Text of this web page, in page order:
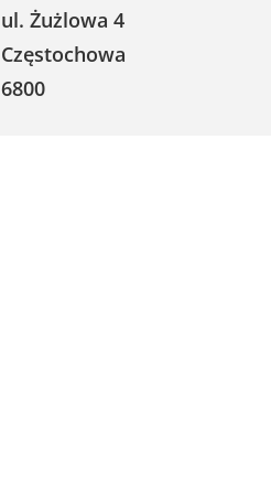
ul. Żużlowa 4
Częstochowa
6800